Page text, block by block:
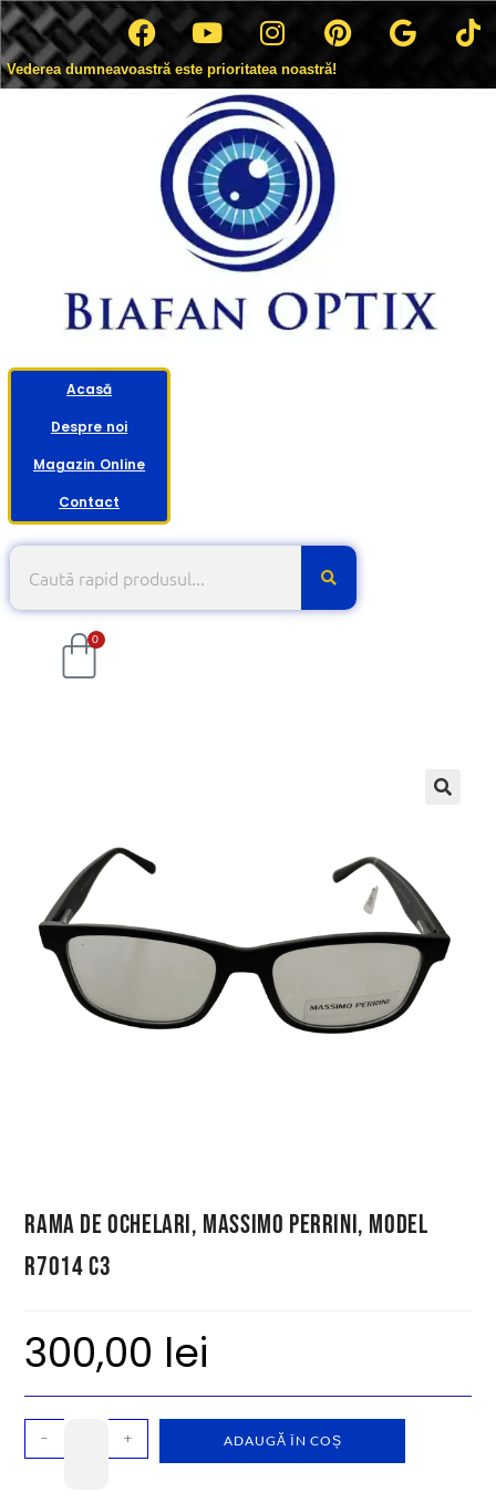
Vederea dumneavoastră este prioritatea noastră!
Acasă
Despre noi
Magazin Online
Contact
0
Rama de ochelari, Massimo Perrini, model
R7014 C3
300,00 lei
- + ADAUGĂ ÎN COȘ